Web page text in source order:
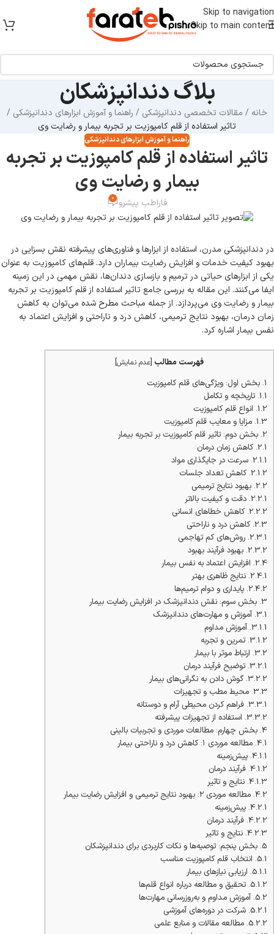
Skip to navigation
Skip to main content
بلاگ دندانپزشکان
خانه / مقالات تخصصی دندانپزشکی / راهنما و آموزش ابزارهای دندانپزشکی /
تاثیر استفاده از قلم کامپوزیت بر تجربه بیمار و رضایت وی
راهنما و آموزش ابزارهای دندانپزشکی
تاثیر استفاده از قلم کامپوزیت بر تجربه
بیمار و رضایت وی
فاراطب پیشرو 0
در دندانپزشکی مدرن، استفاده از ابزارها و فناوری‌های پیشرفته نقش بسزایی در
بهبود کیفیت خدمات و افزایش رضایت بیماران دارد. قلم‌های کامپوزیت به عنوان
یکی از ابزارهای حیاتی در ترمیم و بازسازی دندان‌ها، نقش مهمی در این زمینه
ایفا می‌کنند. این مقاله به بررسی جامع تاثیر استفاده از قلم کامپوزیت بر تجربه
بیمار و رضایت وی می‌پردازد. از جمله مباحث مطرح شده می‌توان به کاهش
زمان درمان، بهبود نتایج ترمیمی، کاهش درد و ناراحتی و افزایش اعتماد به
نفس بیمار اشاره کرد.
فهرست مطالب [عدم نمایش]
1. بخش اول: ویژگی‌های قلم کامپوزیت
1.1. تاریخچه و تکامل
1.2. انواع قلم کامپوزیت
1.3. مزایا و معایب قلم کامپوزیت
2. بخش دوم: تاثیر قلم کامپوزیت بر تجربه بیمار
2.1. کاهش زمان درمان
2.1.1. سرعت در جایگذاری مواد
2.1.2. کاهش تعداد جلسات
2.2. بهبود نتایج ترمیمی
2.2.1. دقت و کیفیت بالاتر
2.2.2. کاهش خطاهای انسانی
2.3. کاهش درد و ناراحتی
2.3.1. روش‌های کم تهاجمی
2.3.2. بهبود فرآیند بهبود
2.4. افزایش اعتماد به نفس بیمار
2.4.1. نتایج ظاهری بهتر
2.4.2. پایداری و دوام ترمیم‌ها
3. بخش سوم: نقش دندانپزشک در افزایش رضایت بیمار
3.1. آموزش و مهارت‌های دندانپزشک
3.1.1. آموزش مداوم
3.1.2. تمرین و تجربه
3.2. ارتباط موثر با بیمار
3.2.1. توضیح فرآیند درمان
3.2.2. گوش دادن به نگرانی‌های بیمار
3.3. محیط مطب و تجهیزات
3.3.1. فراهم کردن محیطی آرام و دوستانه
3.3.2. استفاده از تجهیزات پیشرفته
4. بخش چهارم: مطالعات موردی و تجربیات بالینی
4.1. مطالعه موردی ۱: کاهش درد و ناراحتی بیمار
4.1.1. پیش‌زمینه
4.1.2. فرآیند درمان
4.1.3. نتایج و تاثیر
4.2. مطالعه موردی ۲: بهبود نتایج ترمیمی و افزایش رضایت بیمار
4.2.1. پیش‌زمینه
4.2.2. فرآیند درمان
4.2.3. نتایج و تاثیر
5. بخش پنجم: توصیه‌ها و نکات کاربردی برای دندانپزشکان
5.1. انتخاب قلم کامپوزیت مناسب
5.1.1. ارزیابی نیازهای بیمار
5.1.2. تحقیق و مطالعه درباره انواع قلم‌ها
5.2. آموزش مداوم و به‌روزرسانی مهارت‌ها
5.2.1. شرکت در دوره‌های آموزشی
5.2.2. مطالعه مقالات و منابع علمی